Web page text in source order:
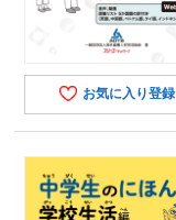
お気に入り登録